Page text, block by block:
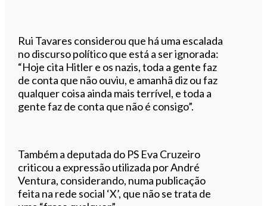
Rui Tavares considerou que há uma escalada
no discurso político que está a ser ignorada:
“Hoje cita Hitler e os nazis, toda a gente faz
de conta que não ouviu, e amanhã diz ou faz
qualquer coisa ainda mais terrível, e toda a
gente faz de conta que não é consigo”.
Também a deputada do PS Eva Cruzeiro
criticou a expressão utilizada por André
Ventura, considerando, numa publicação
feita na rede social ‘X’, que não se trata de